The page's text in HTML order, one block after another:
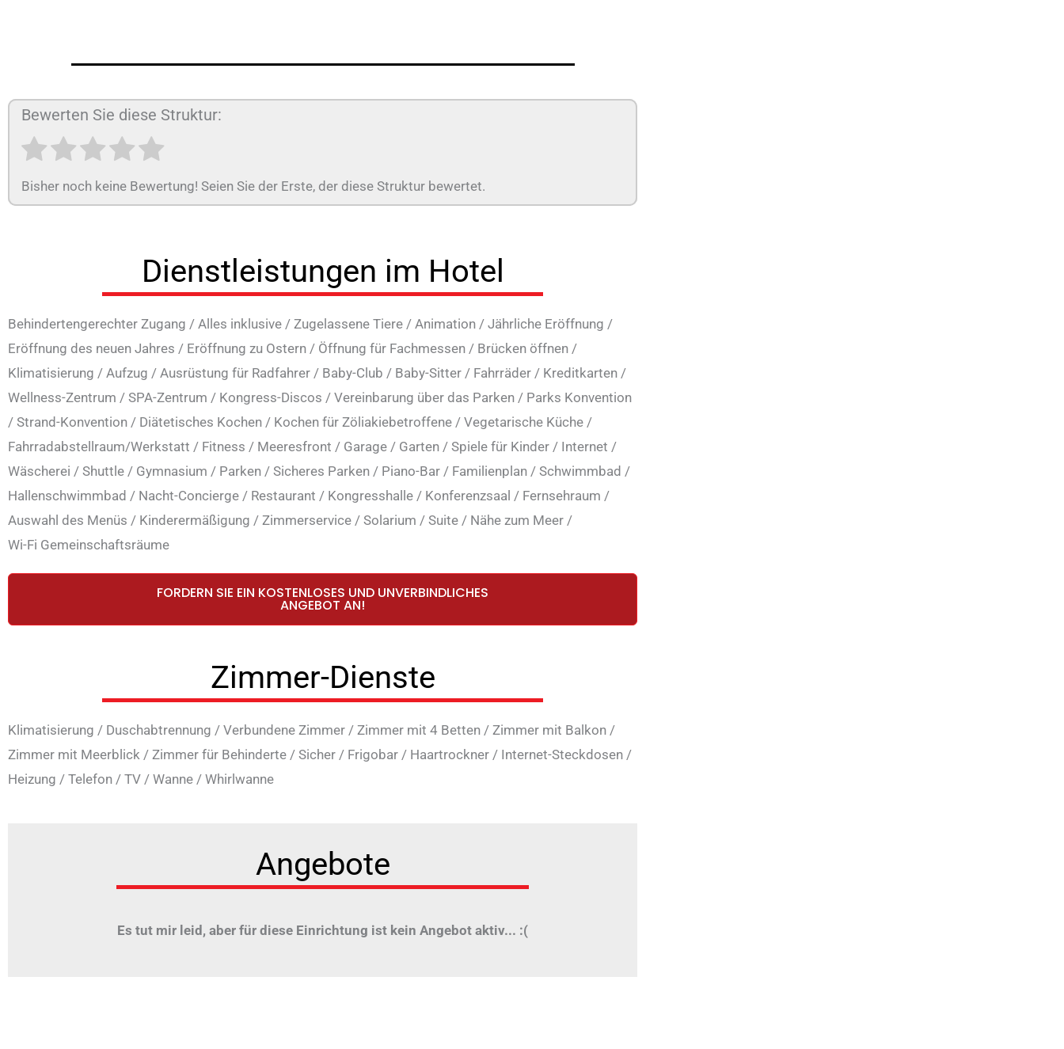
Bewerten Sie diese Struktur:
Bisher noch keine Bewertung! Seien Sie der Erste, der diese Struktur bewertet.
Dienstleistungen im Hotel
Behindertengerechter Zugang / Alles inklusive / Zugelassene Tiere / Animation / Jährliche Eröffnung /
Eröffnung des neuen Jahres / Eröffnung zu Ostern / Öffnung für Fachmessen / Brücken öffnen /
Klimatisierung / Aufzug / Ausrüstung für Radfahrer / Baby-Club / Baby-Sitter / Fahrräder / Kreditkarten /
Wellness-Zentrum / SPA-Zentrum / Kongress-Discos / Vereinbarung über das Parken / Parks Konvention
/ Strand-Konvention / Diätetisches Kochen / Kochen für Zöliakiebetroffene / Vegetarische Küche /
Fahrradabstellraum/Werkstatt / Fitness / Meeresfront / Garage / Garten / Spiele für Kinder / Internet /
Wäscherei / Shuttle / Gymnasium / Parken / Sicheres Parken / Piano-Bar / Familienplan / Schwimmbad /
Hallenschwimmbad / Nacht-Concierge / Restaurant / Kongresshalle / Konferenzsaal / Fernsehraum /
Auswahl des Menüs / Kinderermäßigung / Zimmerservice / Solarium / Suite / Nähe zum Meer /
Wi-Fi Gemeinschaftsräume
FORDERN SIE EIN KOSTENLOSES UND UNVERBINDLICHES
ANGEBOT AN!
Zimmer-Dienste
Klimatisierung / Duschabtrennung / Verbundene Zimmer / Zimmer mit 4 Betten / Zimmer mit Balkon /
Zimmer mit Meerblick / Zimmer für Behinderte / Sicher / Frigobar / Haartrockner / Internet-Steckdosen /
Heizung / Telefon / TV / Wanne / Whirlwanne
Angebote
Es tut mir leid, aber für diese Einrichtung ist kein Angebot aktiv... :(